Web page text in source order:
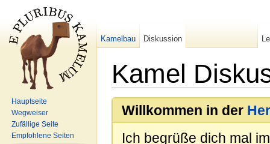
Kamel
Willkommen in der
Ich begrüße dich mal
Kamelbau Diskussion
Hauptseite
Wegweiser
Zufällige Seite
Empfohlene Seiten